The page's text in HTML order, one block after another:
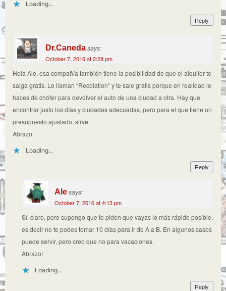
Loading...
Reply
Dr.Canedasays:
October 7, 2016 at 2:28 pm
Hola Ale, esa compañía también tiene la posibilidad de que el alquiler te
salga gratis. Lo llaman “Recolation” y te sale gratis porque en realidad le
haces de chófer para devolver el auto de una ciudad a otra. Hay que
encontrar justo los días y ciudades adecuadas, pero para el que tiene un
presupuesto ajustado, sirve.
Abrazo.
Loading...
Reply
Alesays:
October 7, 2016 at 4:13 pm
Sí, claro, pero supongo que te piden que vayas lo más rápido posible,
es decir no te podes tomar 10 días para ir de A a B. En algunos casos
puede servir, pero creo que no para vacaciones.
Abrazo!
Loading...
Reply